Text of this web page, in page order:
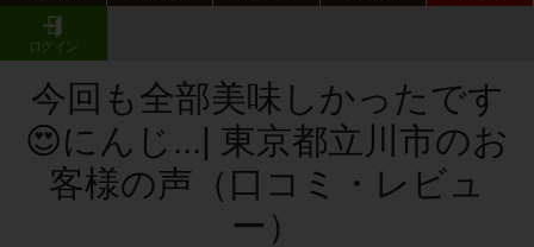
ログイン
CaSy TOP
お客様の声･口コミ詳細
今回も全部美味しかったです
😍にんじ...| 東京都立川市のお
客様の声（口コミ・レビュ
ー）